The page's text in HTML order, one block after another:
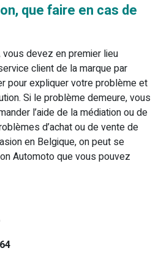
que faire en cas de
vous devez en premier lieu
client de la marque par
pour expliquer votre problème et
Si le problème demeure, vous
l’aide de la médiation ou de
d’achat ou de vente de
en Belgique, on peut se
Automoto que vous pouvez